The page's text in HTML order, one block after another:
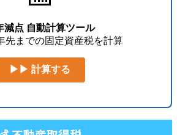
減点 自動計算ツール
先までの固定資産税を計算
▶▶ 計算する